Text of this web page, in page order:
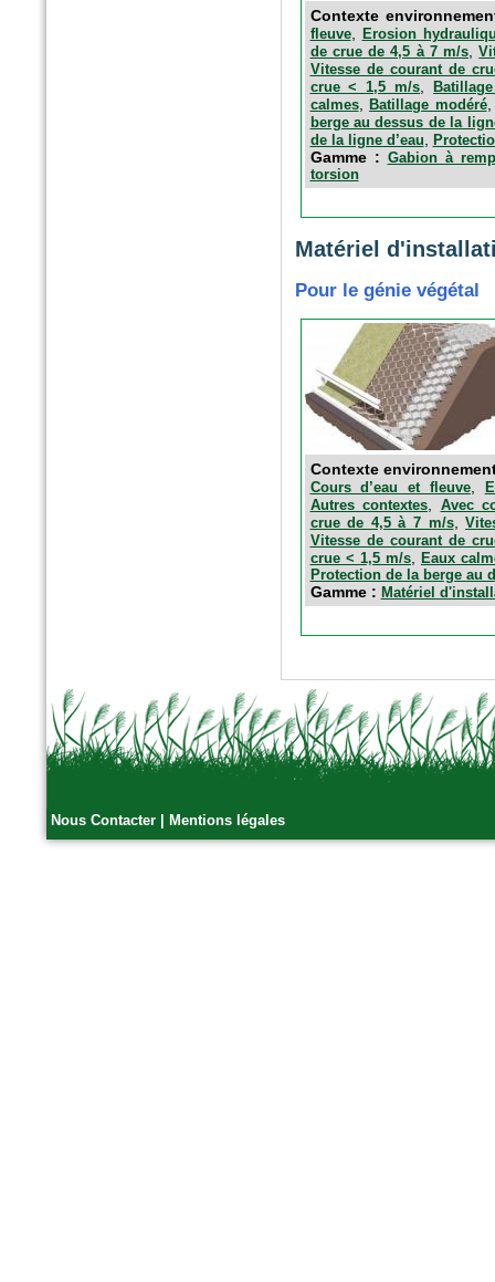
Contexte
fleuve, Erosion
de crue de 4,5 à 7 m/s,
Vitesse de courant de
crue < 1,5 m/s,
calmes, Batillage modéré
berge au dessus de la
de la ligne d’eau,
Gamme : Gabion à
torsion
Matériel
Pour le génie végétal
Contexte
Cours d’eau et fleuve,
Autres contextes
Avec
crue de 4,5 à 7 m/s,
Vitesse de courant de
crue < 1,5 m/s,
Eaux
Protection de la berge au
Gamme : Matériel
Nous Contacter Mentions légales